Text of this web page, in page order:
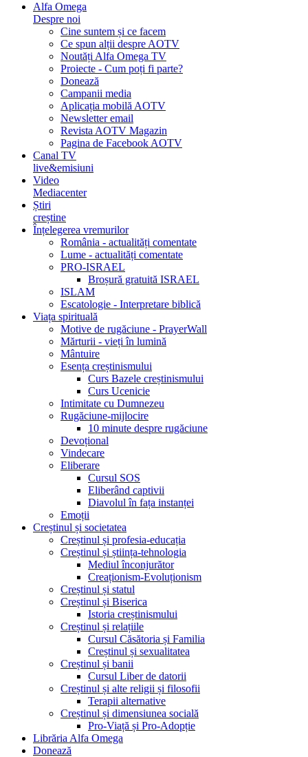
Alfa Omega
Despre noi
Cine suntem și ce facem
Ce spun alții despre AOTV
Noutăți Alfa Omega TV
Proiecte - Cum poți fi parte?
Donează
Campanii media
Aplicația mobilă AOTV
Newsletter email
Revista AOTV Magazin
Pagina de Facebook AOTV
Canal TV
live&emisiuni
Video
Mediacenter
Știri
creștine
Înțelegerea vremurilor
România - actualități comentate
Lume - actualități comentate
PRO-ISRAEL
Broșură gratuită ISRAEL
ISLAM
Escatologie - Interpretare biblică
Viața spirituală
Motive de rugăciune - PrayerWall
Mărturii - vieți în lumină
Mântuire
Esența creștinismului
Curs Bazele creștinismului
Curs Ucenicie
Intimitate cu Dumnezeu
Rugăciune-mijlocire
10 minute despre rugăciune
Devoțional
Vindecare
Eliberare
Cursul SOS
Eliberând captivii
Diavolul în fața instanței
Emoții
Creștinul și societatea
Creștinul și profesia-educația
Creștinul și știința-tehnologia
Mediul înconjurător
Creaționism-Evoluționism
Creștinul și statul
Creștinul și Biserica
Istoria creștinismului
Creștinul și relațiile
Cursul Căsătoria și Familia
Creștinul și sexualitatea
Creștinul și banii
Cursul Liber de datorii
Creștinul și alte religii și filosofii
Terapii alternative
Creștinul și dimensiunea socială
Pro-Viață și Pro-Adopție
Librăria Alfa Omega
Donează